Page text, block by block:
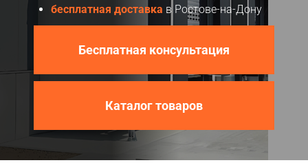
Внешняя солнцезащита
Комплектующие
Окна, порталы, двери
МЕНЮ
бесплатная доставка в Ростове-на-Дону
Бесплатная консультация
Каталог товаров